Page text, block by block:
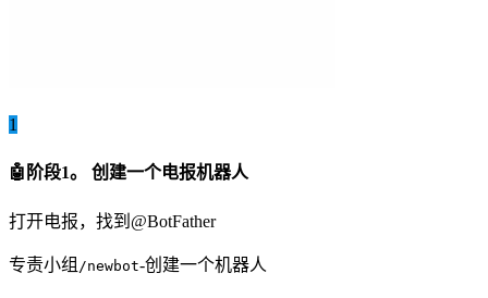
1
🤖阶段1。 创建一个电报机器人
打开电报，找到 @BotFather
专责小组 /newbot-创建一个机器人